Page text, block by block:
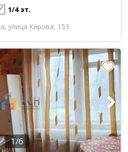
1/4 эт.
улица Кирова, 153
1/6